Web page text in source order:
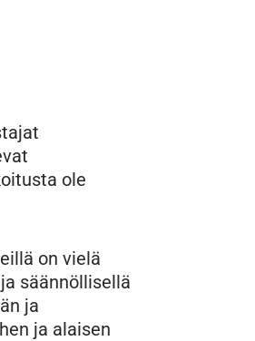
ole
on vielä
säännöllisellä
ja
ja alaisen